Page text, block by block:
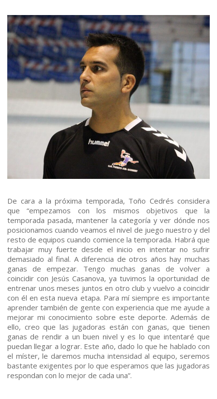
De cara a la próxima temporada, Toño Cedrés considera
que “empezamos con los mismos objetivos que la
temporada pasada, mantener la categoría y ver dónde nos
posicionamos cuando veamos el nivel de juego nuestro y del
resto de equipos cuando comience la temporada. Habrá que
trabajar muy fuerte desde el inicio en intentar no sufrir
demasiado al final. A diferencia de otros años hay muchas
ganas de empezar. Tengo muchas ganas de volver a
coincidir con Jesús Casanova, ya tuvimos la oportunidad de
entrenar unos meses juntos en otro club y vuelvo a coincidir
con él en esta nueva etapa. Para mí siempre es importante
aprender también de gente con experiencia que me ayude a
mejorar mi conocimiento sobre este deporte. Además de
ello, creo que las jugadoras están con ganas, que tienen
ganas de rendir a un buen nivel y es lo que intentaré que
puedan llegar a lograr. Este año, dado lo que he hablado con
el míster, le daremos mucha intensidad al equipo, seremos
bastante exigentes por lo que esperamos que las jugadoras
respondan con lo mejor de cada una”.